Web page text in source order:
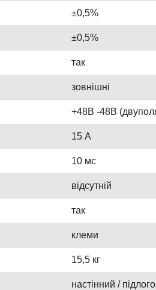
±0,5%
±0,5%
так
зовнішні
+48В -48В
15 А
10 мс
відсутній
так
клеми
15,5 кг
настінний /